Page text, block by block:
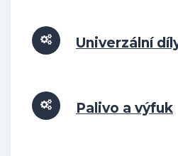
Univerzální
Palivo a výfuk